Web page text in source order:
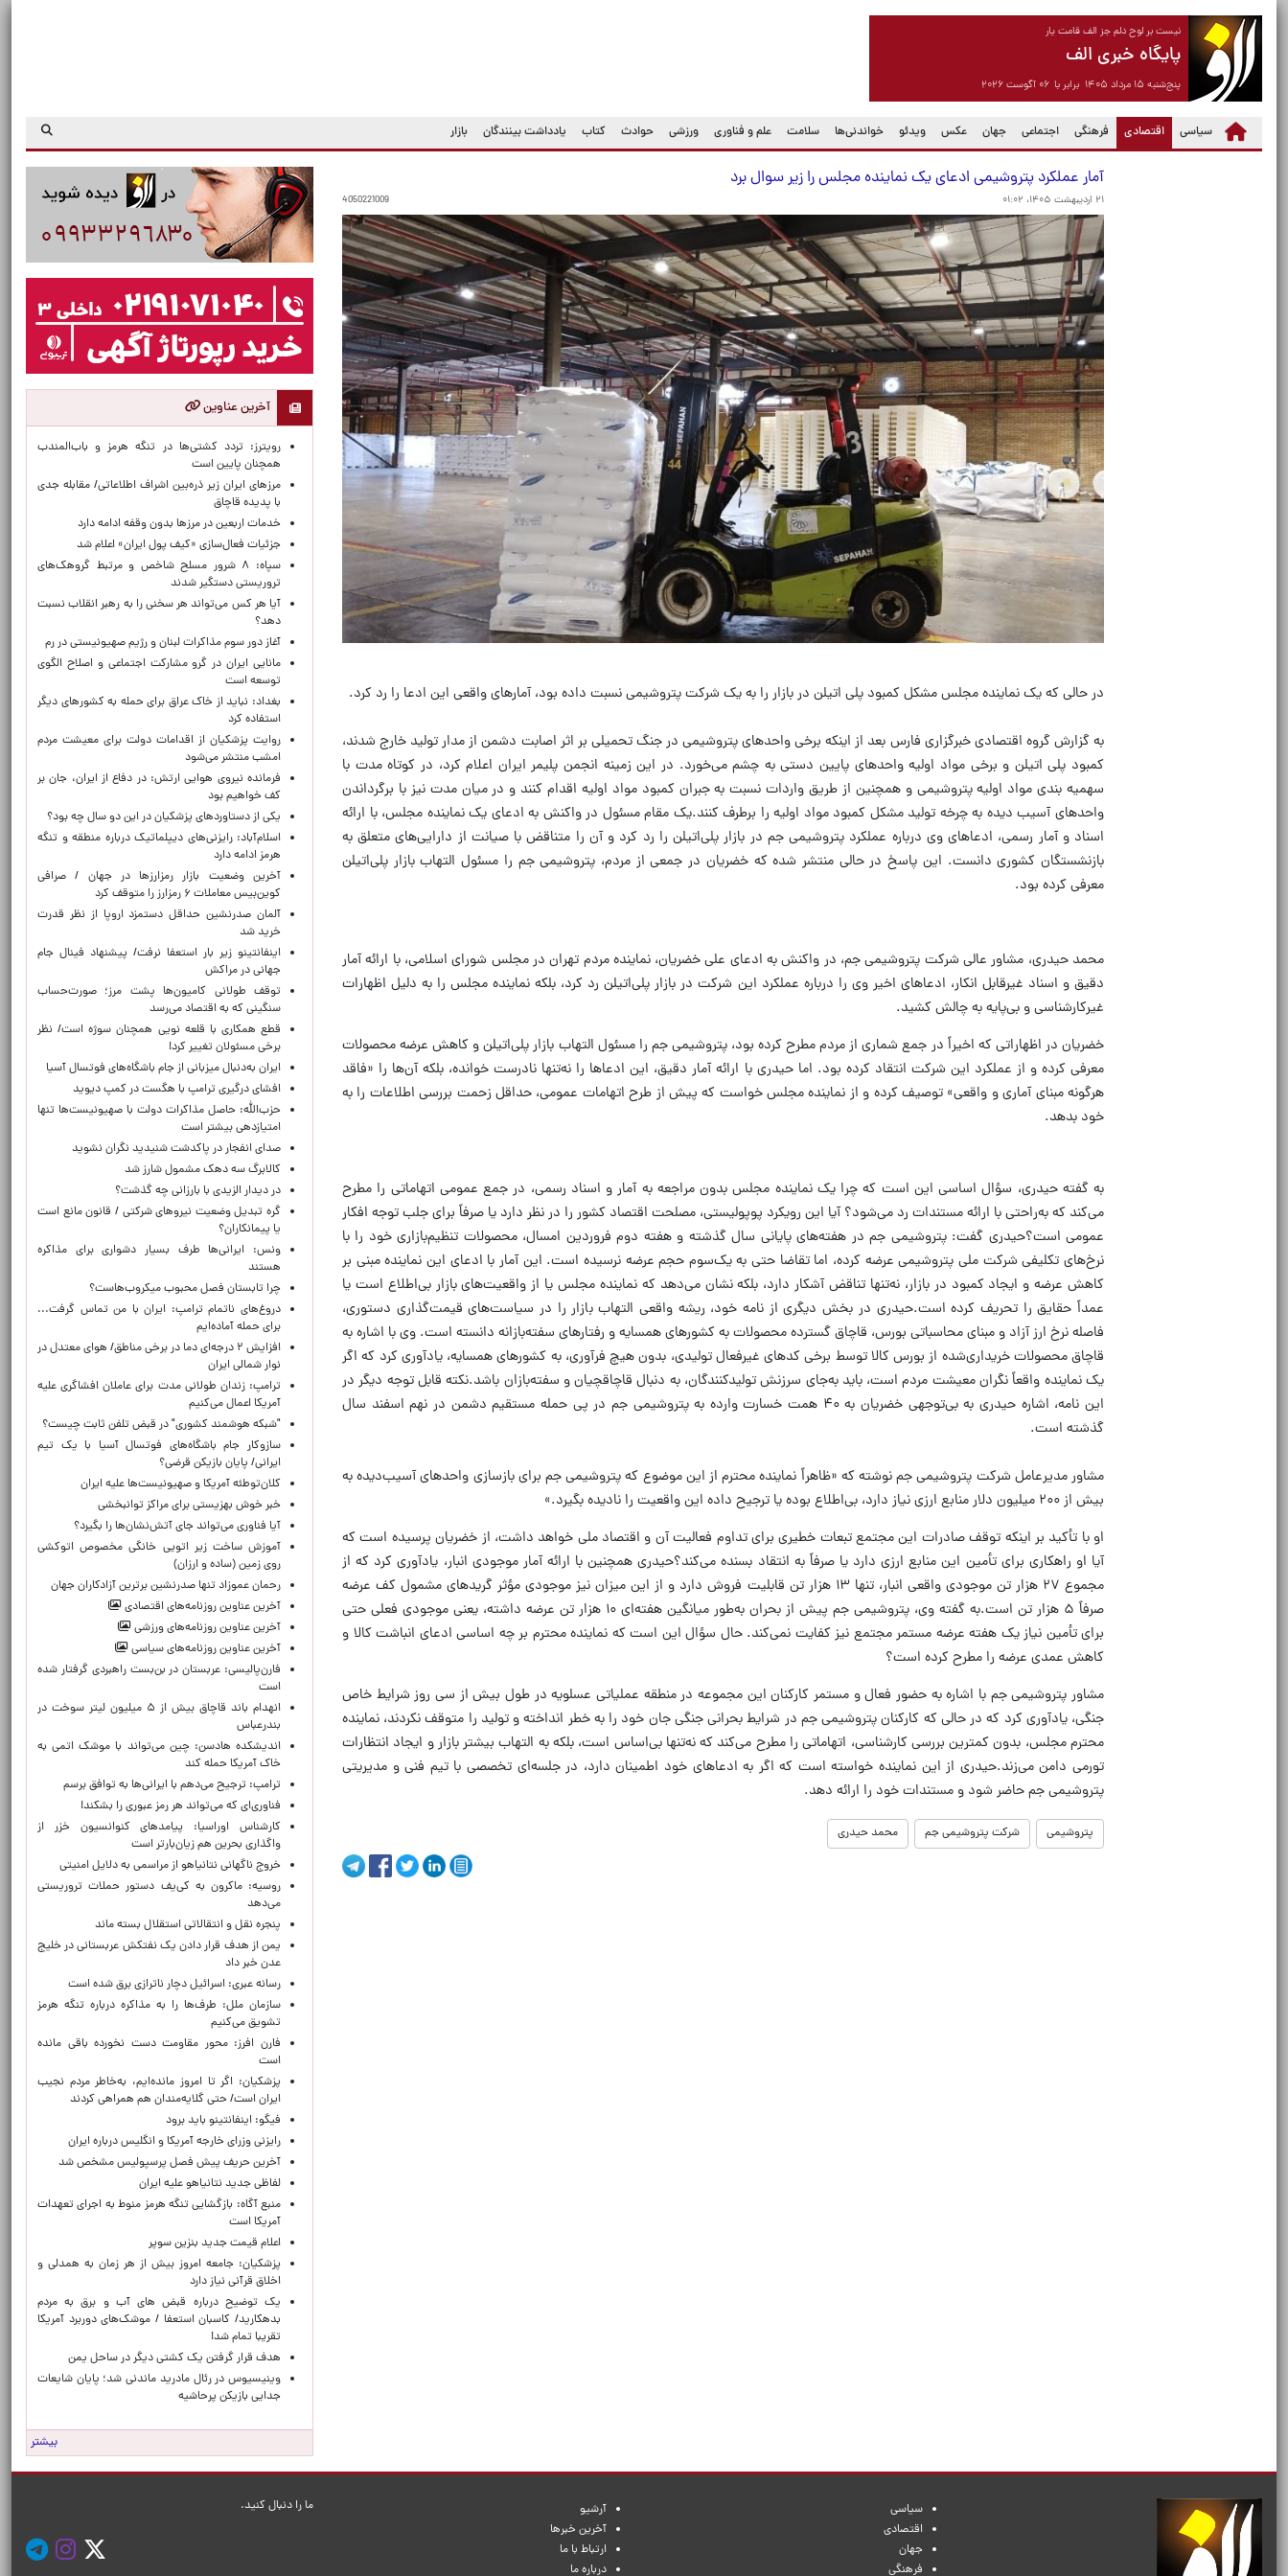
نیست بر لوح دلم جز الف قامت یار
پایگاه خبری الف
پنج‌شنبه ۱۵ مرداد ۱۴۰۵ برابر با ۰۶ آگوست ۲۰۲۶
سیاسی اقتصادی
(current) فرهنگی اجتماعی جهان عکس ویدئو خواندنی‌ها سلامت علم و فناوری ورزشی حوادث کتاب یادداشت بینندگان بازار
آمار عملکرد پتروشیمی ادعای یک نماینده مجلس را زیر سوال برد
۲۱ اردیبهشت ۱۴۰۵، ۰۱:۰۲ 4050221009
در حالی که یک نماینده مجلس مشکل کمبود پلی اتیلن در بازار را به یک شرکت پتروشیمی نسبت داده بود، آمارهای واقعی این ادعا را رد کرد.
به گزارش گروه اقتصادی خبرگزاری فارس بعد از اینکه برخی واحدهای پتروشیمی در جنگ تحمیلی بر اثر اصابت دشمن از مدار تولید خارج شدند،
کمبود پلی اتیلن و برخی مواد اولیه واحدهای پایین دستی به چشم می‌خورد. در این زمینه انجمن پلیمر ایران اعلام کرد، در کوتاه مدت با
سهمیه بندی مواد اولیه پتروشیمی و همچنین از طریق واردات نسبت به جبران کمبود مواد اولیه اقدام کنند و در میان مدت نیز با برگرداندن
واحدهای آسیب دیده به چرخه تولید مشکل کمبود مواد اولیه را برطرف کنند.یک مقام مسئول در واکنش به ادعای یک نماینده مجلس، با ارائه
اسناد و آمار رسمی، ادعاهای وی درباره عملکرد پتروشیمی جم در بازار پلی‌اتیلن را رد کرد و آن را متناقض با صیانت از دارایی‌های متعلق به
بازنشستگان کشوری دانست. این پاسخ در حالی منتشر شده که خضریان در جمعی از مردم، پتروشیمی جم را مسئول التهاب بازار پلی‌اتیلن
معرفی کرده بود.
محمد حیدری، مشاور عالی شرکت پتروشیمی جم، در واکنش به ادعای علی خضریان، نماینده مردم تهران در مجلس شورای اسلامی، با ارائه آمار
دقیق و اسناد غیرقابل انکار، ادعاهای اخیر وی را درباره عملکرد این شرکت در بازار پلی‌اتیلن رد کرد، بلکه نماینده مجلس را به دلیل اظهارات
غیرکارشناسی و بی‌پایه به چالش کشید.
خضریان در اظهاراتی که اخیراً در جمع شماری از مردم مطرح کرده بود، پتروشیمی جم را مسئول التهاب بازار پلی‌اتیلن و کاهش عرضه محصولات
معرفی کرده و از عملکرد این شرکت انتقاد کرده بود. اما حیدری با ارائه آمار دقیق، این ادعاها را نه‌تنها نادرست خوانده، بلکه آن‌ها را «فاقد
هرگونه مبنای آماری و واقعی» توصیف کرده و از نماینده مجلس خواست که پیش از طرح اتهامات عمومی، حداقل زحمت بررسی اطلاعات را به
خود بدهد.
به گفته حیدری، سؤال اساسی این است که چرا یک نماینده مجلس بدون مراجعه به آمار و اسناد رسمی، در جمع عمومی اتهاماتی را مطرح
می‌کند که به‌راحتی با ارائه مستندات رد می‌شود؟ آیا این رویکرد پوپولیستی، مصلحت اقتصاد کشور را در نظر دارد یا صرفاً برای جلب توجه افکار
عمومی است؟حیدری گفت: پتروشیمی جم در هفته‌های پایانی سال گذشته و هفته دوم فروردین امسال، محصولات تنظیم‌بازاری خود را با
نرخ‌های تکلیفی شرکت ملی پتروشیمی عرضه کرده، اما تقاضا حتی به یک‌سوم حجم عرضه نرسیده است. این آمار با ادعای این نماینده مبنی بر
کاهش عرضه و ایجاد کمبود در بازار، نه‌تنها تناقض آشکار دارد، بلکه نشان می‌دهد که نماینده مجلس یا از واقعیت‌های بازار بی‌اطلاع است یا
عمداً حقایق را تحریف کرده است.حیدری در بخش دیگری از نامه خود، ریشه واقعی التهاب بازار را در سیاست‌های قیمت‌گذاری دستوری،
فاصله نرخ ارز آزاد و مبنای محاسباتی بورس، قاچاق گسترده محصولات به کشورهای همسایه و رفتارهای سفته‌بازانه دانسته است. وی با اشاره به
قاچاق محصولات خریداری‌شده از بورس کالا توسط برخی کدهای غیرفعال تولیدی، بدون هیچ فرآوری، به کشورهای همسایه، یادآوری کرد که اگر
یک نماینده واقعاً نگران معیشت مردم است، باید به‌جای سرزنش تولیدکنندگان، به دنبال قاچاقچیان و سفته‌بازان باشد.نکته قابل توجه دیگر در
این نامه، اشاره حیدری به بی‌توجهی خضریان به ۴۰ همت خسارت وارده به پتروشیمی جم در پی حمله مستقیم دشمن در نهم اسفند سال
گذشته است.
مشاور مدیرعامل شرکت پتروشیمی جم نوشته که «ظاهراً نماینده محترم از این موضوع که پتروشیمی جم برای بازسازی واحدهای آسیب‌دیده به
بیش از ۲۰۰ میلیون دلار منابع ارزی نیاز دارد، بی‌اطلاع بوده یا ترجیح داده این واقعیت را نادیده بگیرد.»
او با تأکید بر اینکه توقف صادرات این مجتمع تبعات خطیری برای تداوم فعالیت آن و اقتصاد ملی خواهد داشت، از خضریان پرسیده است که
آیا او راهکاری برای تأمین این منابع ارزی دارد یا صرفاً به انتقاد بسنده می‌کند؟حیدری همچنین با ارائه آمار موجودی انبار، یادآوری کرد که از
مجموع ۲۷ هزار تن موجودی واقعی انبار، تنها ۱۳ هزار تن قابلیت فروش دارد و از این میزان نیز موجودی مؤثر گریدهای مشمول کف عرضه
صرفاً ۵ هزار تن است.به گفته وی، پتروشیمی جم پیش از بحران به‌طور میانگین هفته‌ای ۱۰ هزار تن عرضه داشته، یعنی موجودی فعلی حتی
برای تأمین نیاز یک هفته عرضه مستمر مجتمع نیز کفایت نمی‌کند. حال سؤال این است که نماینده محترم بر چه اساسی ادعای انباشت کالا و
کاهش عمدی عرضه را مطرح کرده است؟
مشاور پتروشیمی جم با اشاره به حضور فعال و مستمر کارکنان این مجموعه در منطقه عملیاتی عسلویه در طول بیش از سی روز شرایط خاص
جنگی، یادآوری کرد که در حالی که کارکنان پتروشیمی جم در شرایط بحرانی جنگی جان خود را به خطر انداخته و تولید را متوقف نکردند، نماینده
محترم مجلس، بدون کمترین بررسی کارشناسی، اتهاماتی را مطرح می‌کند که نه‌تنها بی‌اساس است، بلکه به التهاب بیشتر بازار و ایجاد انتظارات
تورمی دامن می‌زند.حیدری از این نماینده خواسته است که اگر به ادعاهای خود اطمینان دارد، در جلسه‌ای تخصصی با تیم فنی و مدیریتی
پتروشیمی جم حاضر شود و مستندات خود را ارائه دهد.
پتروشیمی شرکت پتروشیمی جم محمد حیدری
آخرین عناوین
رویترز: تردد کشتی‌ها در تنگه هرمز و باب‌المندب
همچنان پایین است
مرزهای ایران زیر ذره‌بین اشراف اطلاعاتی/ مقابله جدی
با پدیده قاچاق
خدمات اربعین در مرزها بدون وقفه ادامه دارد
جزئیات فعال‌سازی «کیف پول ایران» اعلام شد
سپاه: ۸ شرور مسلح شاخص و مرتبط گروهک‌های
تروریستی دستگیر شدند
آیا هر کس می‌تواند هر سخنی را به رهبر انقلاب نسبت
دهد؟
آغاز دور سوم مذاکرات لبنان و رژیم صهیونیستی در رم
مانایی ایران در گرو مشارکت اجتماعی و اصلاح الگوی
توسعه است
بغداد: نباید از خاک عراق برای حمله به کشورهای دیگر
استفاده کرد
روایت پزشکیان از اقدامات دولت برای معیشت مردم
امشب منتشر می‌شود
فرمانده نیروی هوایی ارتش: در دفاع از ایران، جان بر
کف خواهیم بود
یکی از دستاوردهای پزشکیان در این دو سال چه بود؟
اسلام‌آباد: رایزنی‌های دیپلماتیک درباره منطقه و تنگه
هرمز ادامه دارد
آخرین وضعیت بازار رمزارزها در جهان / صرافی
کوین‌بیس معاملات ۶ رمزارز را متوقف کرد
آلمان صدرنشین حداقل دستمزد اروپا از نظر قدرت
خرید شد
اینفانتینو زیر بار استعفا نرفت/ پیشنهاد فینال جام
جهانی در مراکش
توقف طولانی کامیون‌ها پشت مرز؛ صورت‌حساب
سنگینی که به اقتصاد می‌رسد
قطع همکاری با قلعه نویی همچنان سوژه است/ نظر
برخی مسئولان تغییر کرد!
ایران به‌دنبال میزبانی از جام باشگاه‌های فوتسال آسیا
افشای درگیری ترامپ با هگست در کمپ دیوید
حزب‌الله: حاصل مذاکرات دولت با صهیونیست‌ها تنها
امتیازدهی‌ بیشتر است
صدای انفجار در پاکدشت شنیدید نگران نشوید
کالابرگ سه دهک مشمول شارز شد
در دیدار الزیدی با بارزانی چه گذشت؟
گره تبدیل وضعیت نیروهای شرکتی / قانون مانع است
یا پیمانکاران؟
ونس: ایرانی‌ها طرف بسیار دشواری برای مذاکره
هستند
چرا تابستان فصل محبوب میکروب‌هاست؟
دروغ‌های ناتمام ترامپ: ایران با من تماس گرفت...
برای حمله آماده‌ایم
افزایش ۲ درجه‌ای دما در برخی مناطق/ هوای معتدل در
نوار شمالی ایران
ترامپ: زندان طولانی مدت برای عاملان افشاگری‌ علیه
آمریکا اعمال می‌کنیم
"شبکه هوشمند کشوری" در قبض تلفن ثابت چیست؟
سازوکار جام باشگاه‌های فوتسال آسیا با یک تیم
ایرانی/ پایان بازیکن قرضی؟
کلان‌توطئه آمریکا و صهیونیست‌ها علیه ایران
خبر خوش بهزیستی برای مراکز توانبخشی
آیا فناوری می‌تواند جای آتش‌نشان‌ها را بگیرد؟
آموزش ساخت زیر اتویی خانگی مخصوص اتوکشی
روی زمین (ساده و ارزان)
رحمان عموزاد تنها صدرنشین برترین آزادکاران جهان
آخرین عناوین روزنامه‌های اقتصادی
آخرین عناوین روزنامه‌های ورزشی
آخرین عناوین روزنامه‌های سیاسی
فارن‌پالیسی: عربستان در بن‌بست راهبردی گرفتار شده
است
انهدام باند قاچاق بیش از ۵ میلیون لیتر سوخت در
بندرعباس
اندیشکده هادسن: چین می‌تواند با موشک اتمی به
خاک آمریکا حمله کند
ترامپ: ترجیح می‌دهم با ایرانی‌‌ها به توافق برسم
فناوری‌ای که می‌تواند هر رمز عبوری را بشکند!
کارشناس اوراسیا: پیامدهای کنوانسیون خزر از
واگذاری بحرین هم زیان‌بارتر است
خروج ناگهانی نتانیاهو از مراسمی به دلایل امنیتی
روسیه: ماکرون به کی‌یف دستور حملات تروریستی
می‌دهد
پنجره‌ نقل و انتقالاتی استقلال بسته ماند
یمن از هدف قرار دادن یک نفتکش عربستانی در خلیج
عدن خبر داد
رسانه عبری: اسرائیل دچار ناترازی برق شده است
سازمان ملل: طرف‌ها را به مذاکره درباره تنگه هرمز
تشویق می‌کنیم
فارن افرز: محور مقاومت دست نخورده باقی مانده
است
پزشکیان: اگر تا امروز مانده‌ایم، به‌خاطر مردم نجیب
ایران است/ حتی گلایه‌مندان هم همراهی کردند
فیگو: اینفانتینو باید برود
رایزنی وزرای خارجه آمریکا و انگلیس درباره ایران
آخرین حریف پیش فصل پرسپولیس مشخص شد
لفاظی جدید نتانیاهو علیه ایران
منبع آگاه: بازگشایی تنگه هرمز منوط به اجرای تعهدات
آمریکا است
اعلام قیمت جدید بنزین سوپر
پزشکیان: جامعه امروز بیش از هر زمان به همدلی و
اخلاق قرآنی نیاز دارد
یک توضیح درباره قبض های آب و برق به مردم
بدهکارید/ کاسبان استعفا / موشک‌های دوربرد آمریکا
تقریبا تمام شد!
هدف قرار گرفتن یک کشتی دیگر در ساحل یمن
وینیسیوس در رئال مادرید ماندنی شد؛ پایان شایعات
جدایی بازیکن پرحاشیه
بیشتر
سیاسی
اقتصادی
جهان
فرهنگی
آرشیو
آخرین خبرها
ارتباط با ما
درباره ما
ما را دنبال کنید.